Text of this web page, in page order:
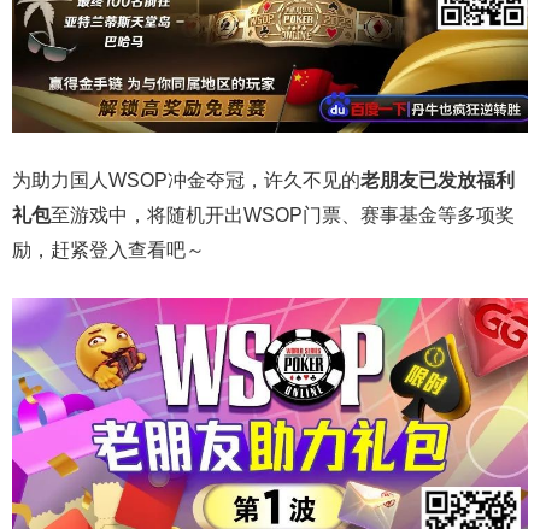
为助力国人WSOP冲金夺冠，许久不见的老朋友已发放福利
礼包至游戏中，将随机开出WSOP门票、赛事基金等多项奖
励，赶紧登入查看吧～